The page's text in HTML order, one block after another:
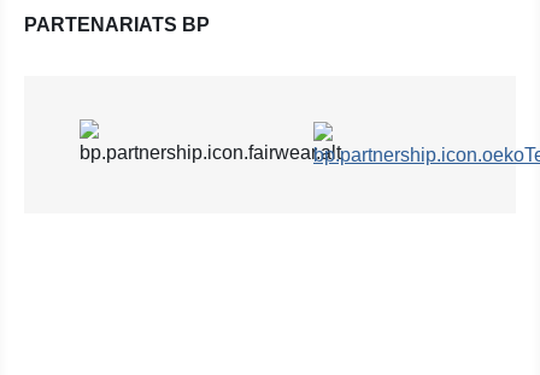
PARTENARIATS BP